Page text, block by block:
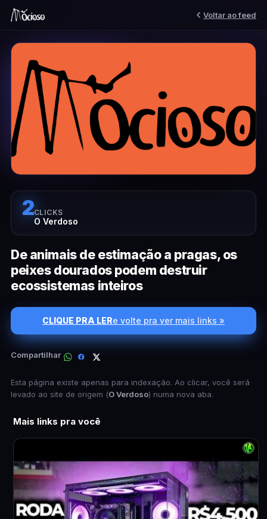
Voltar ao feed
2CLICKS
O Verdoso
De animais de estimação a pragas, os
peixes dourados podem destruir
ecossistemas inteiros
CLIQUE PRA LERe volte pra ver mais links »
Compartilhar
Esta página existe apenas para indexação. Ao clicar, você será
levado ao site de origem (O Verdoso) numa nova aba.
Mais links pra você